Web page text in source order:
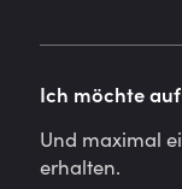
Ich möchte
Und maximal
erhalten.